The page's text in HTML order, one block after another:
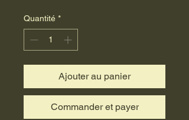
Quantité *
Ajouter au panier
Commander et payer